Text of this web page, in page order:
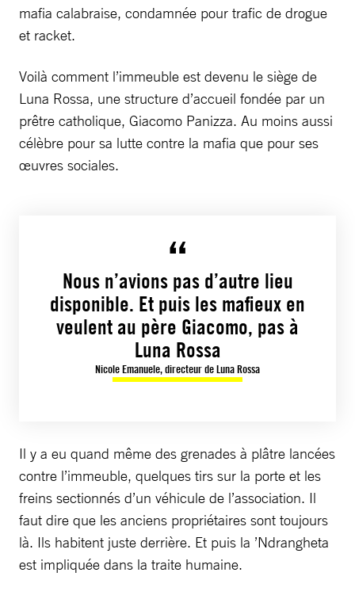
mafia calabraise, condamnée pour trafic de drogue
et racket.
Voilà comment l’immeuble est devenu le siège de
Luna Rossa, une structure d’accueil fondée par un
prêtre catholique, Giacomo Panizza. Au moins aussi
célèbre pour sa lutte contre la mafia que pour ses
œuvres sociales.
Nous n’avions pas d’autre lieu
disponible. Et puis les mafieux en
veulent au père Giacomo, pas à
Luna Rossa
Nicole Emanuele, directeur de Luna Rossa
Il y a eu quand même des grenades à plâtre lancées
contre l’immeuble, quelques tirs sur la porte et les
freins sectionnés d’un véhicule de l’association. Il
faut dire que les anciens propriétaires sont toujours
là. Ils habitent juste derrière. Et puis la ’Ndrangheta
est impliquée dans la traite humaine.